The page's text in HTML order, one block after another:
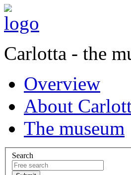
Carlotta - the
Overview
About
The museum
Search